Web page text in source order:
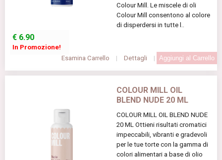
Colour Mill. Le miscele di oli
Colour Mill consentono al colore
di disperdersi in tutte l..
€ 6.90
In Promozione!
Esamina Carrello
| Dettagli |
COLOUR MILL OIL
BLEND NUDE 20 ML
COLOUR MILL OIL BLEND NUDE
20 ML Ottieni risultati cromatici
impeccabili, vibranti e gradevoli
per le tue torte con la gamma di
colori alimentari a base di olio